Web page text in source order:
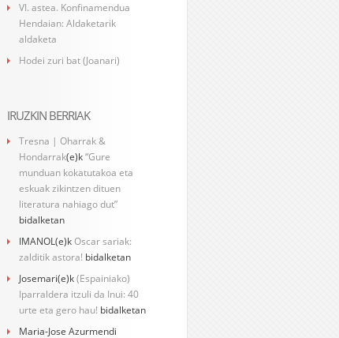
VI. astea. Konfinamendua
Hendaian: Aldaketarik
aldaketa
Hodei zuri bat (Joanari)
IRUZKIN BERRIAK
Tresna | Oharrak &
Hondarrak(e)k“Gure
munduan kokatutakoa eta
eskuak zikintzen dituen
literatura nahiago dut”
bidalketan
IMANOL(e)kOscar sariak:
zalditik astora! bidalketan
Josemari(e)k(Espainiako)
Iparraldera itzuli da Inui: 40
urte eta gero hau! bidalketan
Maria-Jose Azurmendi